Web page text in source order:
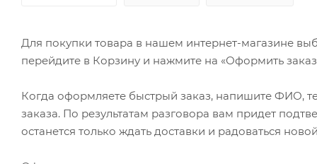
Для покупки товара в нашем интернет-магазине
перейдите в Корзину и нажмите на «Оформить
Когда оформляете быстрый заказ, напишите ФИО,
заказа. По результатам разговора вам придет
останется только ждать доставки и радоваться